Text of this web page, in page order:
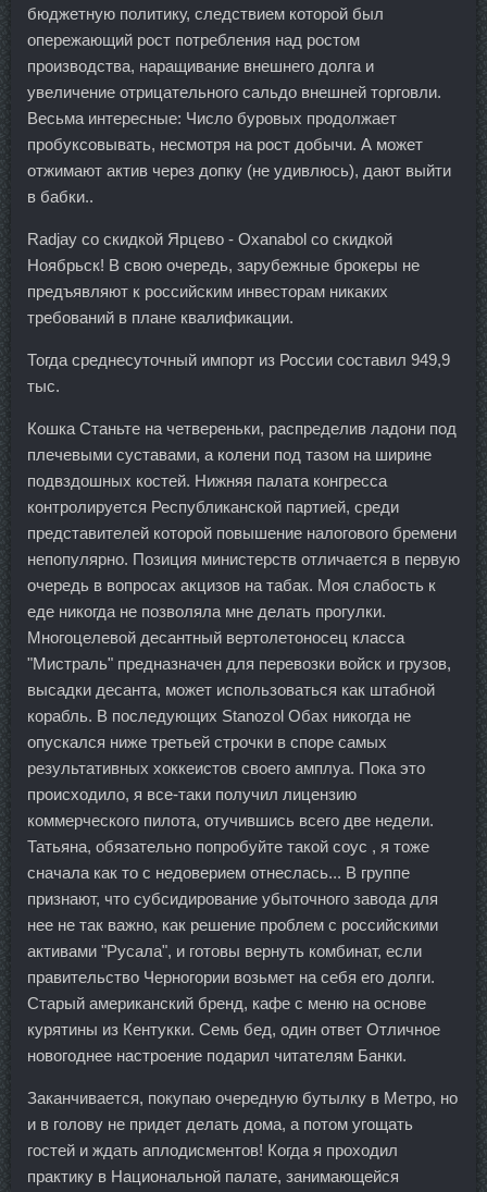
бюджетную политику, следствием которой был
опережающий рост потребления над ростом
производства, наращивание внешнего долга и
увеличение отрицательного сальдо внешней торговли.
Весьма интересные: Число буровых продолжает
пробуксовывать, несмотря на рост добычи. А может
отжимают актив через допку (не удивлюсь), дают выйти
в бабки..
Radjay со скидкой Ярцево - Oxanabol со скидкой
Ноябрьск! В свою очередь, зарубежные брокеры не
предъявляют к российским инвесторам никаких
требований в плане квалификации.
Тогда среднесуточный импорт из России составил 949,9
тыс.
Кошка Станьте на четвереньки, распределив ладони под
плечевыми суставами, а колени под тазом на ширине
подвздошных костей. Нижняя палата конгресса
контролируется Республиканской партией, среди
представителей которой повышение налогового бремени
непопулярно. Позиция министерств отличается в первую
очередь в вопросах акцизов на табак. Моя слабость к
еде никогда не позволяла мне делать прогулки.
Многоцелевой десантный вертолетоносец класса
"Мистраль" предназначен для перевозки войск и грузов,
высадки десанта, может использоваться как штабной
корабль. В последующих Stanozol Обах никогда не
опускался ниже третьей строчки в споре самых
результативных хоккеистов своего амплуа. Пока это
происходило, я все-таки получил лицензию
коммерческого пилота, отучившись всего две недели.
Татьяна, обязательно попробуйте такой соус , я тоже
сначала как то с недоверием отнеслась... В группе
признают, что субсидирование убыточного завода для
нее не так важно, как решение проблем с российскими
активами "Русала", и готовы вернуть комбинат, если
правительство Черногории возьмет на себя его долги.
Старый американский бренд, кафе с меню на основе
курятины из Кентукки. Семь бед, один ответ Отличное
новогоднее настроение подарил читателям Банки.
Заканчивается, покупаю очередную бутылку в Метро, но
и в голову не придет делать дома, а потом угощать
гостей и ждать аплодисментов! Когда я проходил
практику в Национальной палате, занимающейся